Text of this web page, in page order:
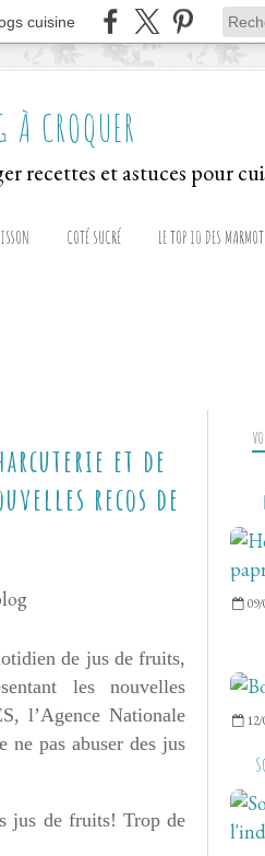
cuisine
À CROQUER
COTÉ SUCRÉ LE TOP 10 DES
et de
recos de
de jus de fruits,
les nouvelles
l’Agence Nationale
ne pas abuser des jus
jus de fruits! Trop de
09/
12/